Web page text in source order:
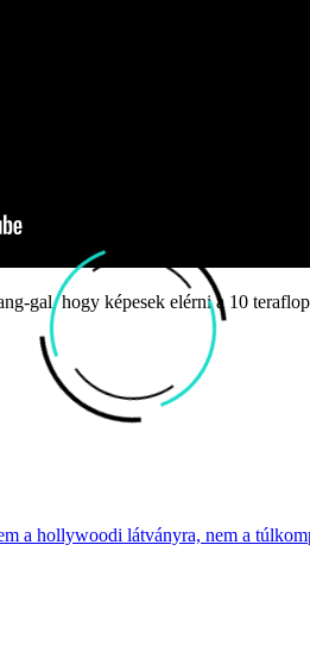
gal, hogy képesek elérni a 10
hollywoodi látványra, nem a